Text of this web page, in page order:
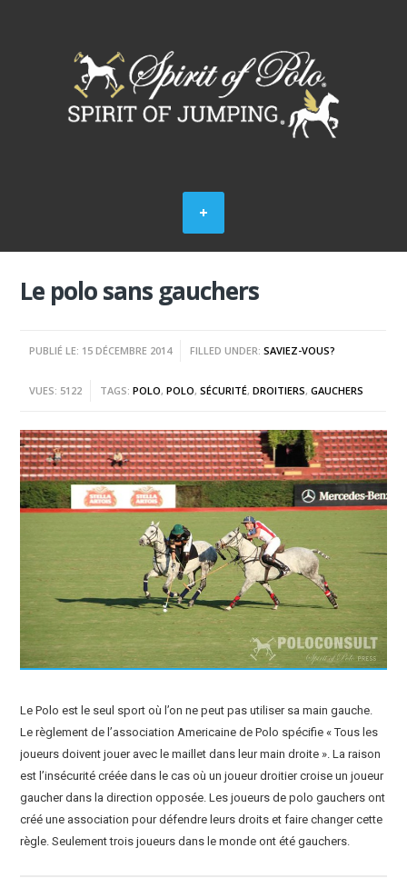
Le polo sans gauchers
PUBLIÉ LE: 15 DÉCEMBRE 2014 FILLED UNDER:SAVIEZ-VOUS?
VUES: 5122 TAGS:POLO,POLO,SÉCURITÉ,DROITIERS,GAUCHERS
Le Polo est le seul sport où l’on ne peut pas utiliser sa main gauche.
Le règlement de l’association Americaine de Polo spécifie « Tous les
joueurs doivent jouer avec le maillet dans leur main droite ». La raison
est l’insécurité créée dans le cas où un joueur droitier croise un joueur
gaucher dans la direction opposée. Les joueurs de polo gauchers ont
créé une association pour défendre leurs droits et faire changer cette
règle. Seulement trois joueurs dans le monde ont été gauchers.